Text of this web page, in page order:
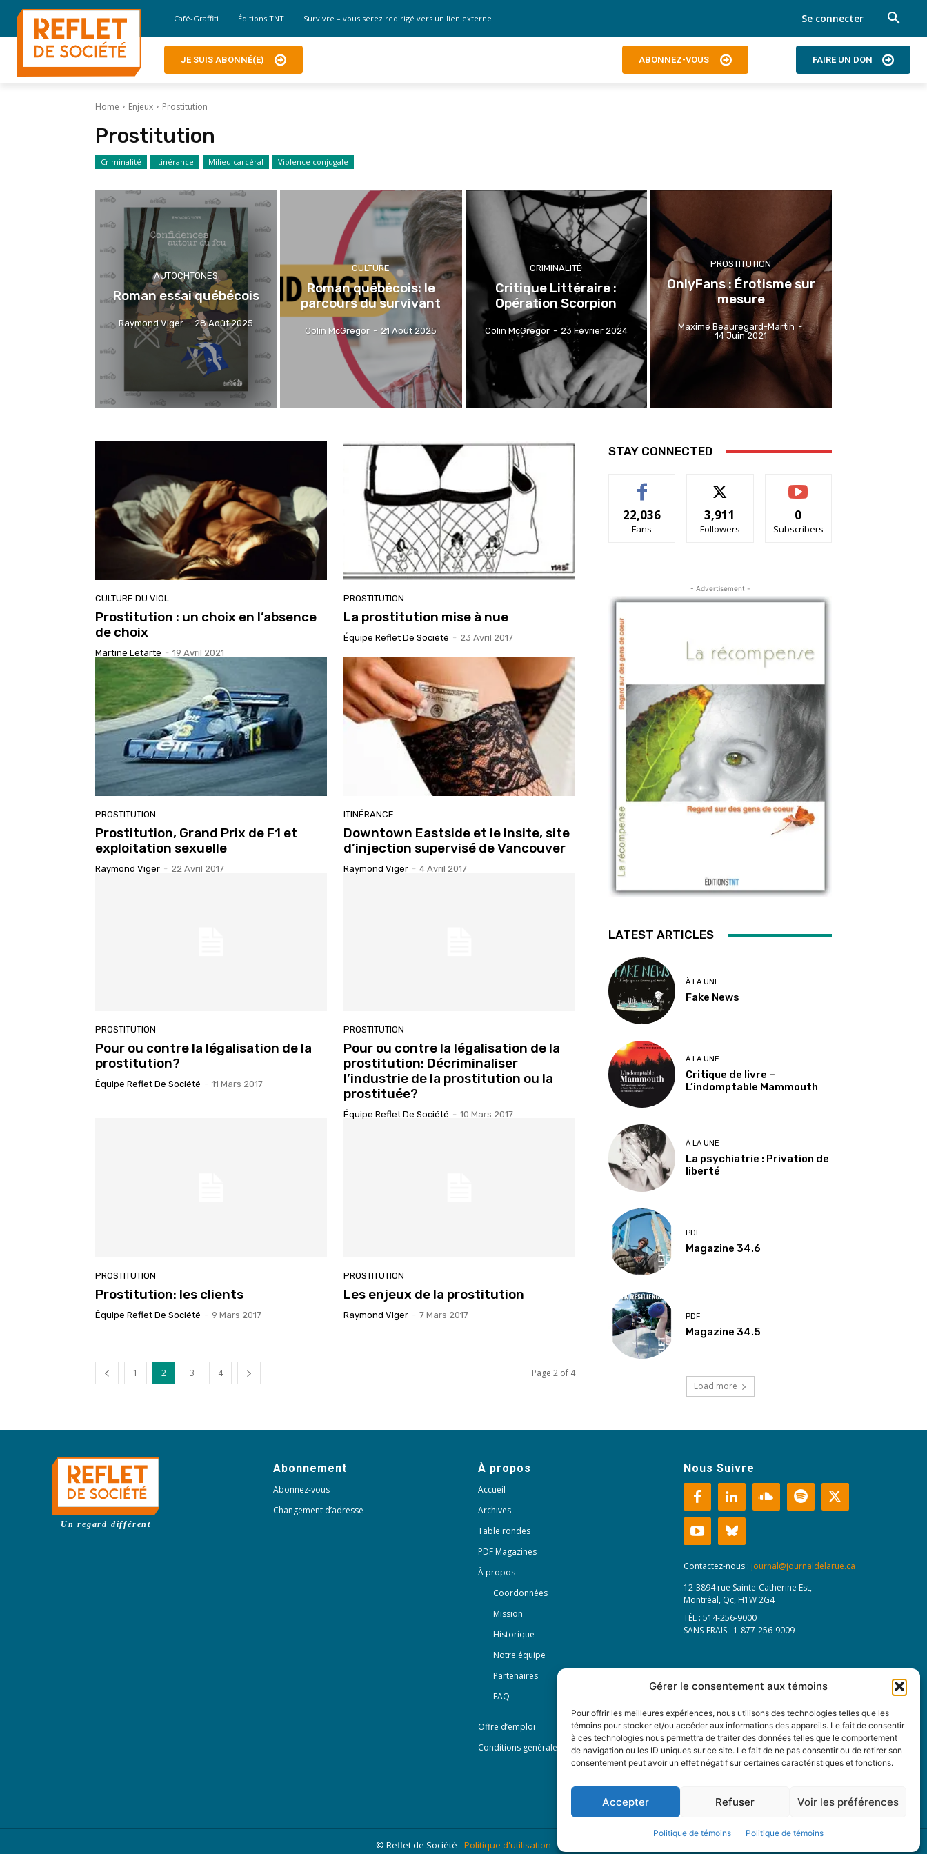
Gérer le consentement aux témoins
Pour offrir les meilleures expériences, nous utilisons des technologies telles que les
témoins pour stocker et/ou accéder aux informations des appareils. Le fait de consentir
à ces technologies nous permettra de traiter des données telles que le comportement
de navigation ou les ID uniques sur ce site. Le fait de ne pas consentir ou de retirer son
consentement peut avoir un effet négatif sur certaines caractéristiques et fonctions.
Accepter Refuser Voir les préférences
Politique de témoins Politique de témoins
Café-Graffiti Éditions TNT Survivre – vous serez redirigé vers un lien externe Se connecter
JE SUIS ABONNÉ(E) ABONNEZ-VOUS FAIRE UN DON
Home Enjeux Prostitution
Prostitution
Criminalité Itinérance Milieu carcéral Violence conjugale
AUTOCHTONES
Roman essai québécois
Raymond Viger - 28 Août 2025
CULTURE
Roman québécois: le
parcours du survivant
Colin McGregor - 21 Août 2025
CRIMINALITÉ
Critique Littéraire :
Opération Scorpion
Colin McGregor - 23 Février 2024
PROSTITUTION
OnlyFans : Érotisme sur
mesure
Maxime Beauregard-Martin -
14 Juin 2021
CULTURE DU VIOL
Prostitution : un choix en l’absence
de choix
Martine Letarte - 19 Avril 2021
PROSTITUTION
La prostitution mise à nue
Équipe Reflet De Société - 23 Avril 2017
PROSTITUTION
Prostitution, Grand Prix de F1 et
exploitation sexuelle
Raymond Viger - 22 Avril 2017
ITINÉRANCE
Downtown Eastside et le Insite, site
d’injection supervisé de Vancouver
Raymond Viger - 4 Avril 2017
PROSTITUTION
Pour ou contre la légalisation de la
prostitution?
Équipe Reflet De Société - 11 Mars 2017
PROSTITUTION
Pour ou contre la légalisation de la
prostitution: Décriminaliser
l’industrie de la prostitution ou la
prostituée?
Équipe Reflet De Société - 10 Mars 2017
PROSTITUTION
Prostitution: les clients
Équipe Reflet De Société - 9 Mars 2017
PROSTITUTION
Les enjeux de la prostitution
Raymond Viger - 7 Mars 2017
1 2 3 4 Page 2 of 4
STAY CONNECTED
22,036
Fans
3,911
Followers
0
Subscribers
- Advertisement -
LATEST ARTICLES
À LA UNE
Fake News
À LA UNE
Critique de livre –
L’indomptable Mammouth
À LA UNE
La psychiatrie : Privation de
liberté
PDF
Magazine 34.6
PDF
Magazine 34.5
Load more
Un regard différent
Abonnement
Abonnez-vous
Changement d’adresse
À propos
Accueil
Archives
Table rondes
PDF Magazines
À propos
Coordonnées
Mission
Historique
Notre équipe
Partenaires
FAQ
Offre d’emploi
Conditions générales
Nous Suivre
Contactez-nous : journal@journaldelarue.ca
12-3894 rue Sainte-Catherine Est,
Montréal, Qc, H1W 2G4
TÉL : 514-256-9000
SANS-FRAIS : 1-877-256-9009
© Reflet de Société -Politique d'utilisation